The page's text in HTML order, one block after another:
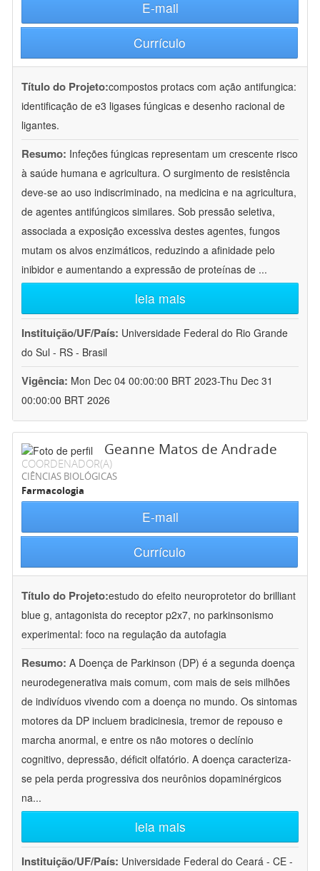
E-mail
Currículo
Título do Projeto:compostos protacs com ação antifungica:
identificação de e3 ligases fúngicas e desenho racional de
ligantes.
Resumo: Infeções fúngicas representam um crescente risco
à saúde humana e agricultura. O surgimento de resistência
deve-se ao uso indiscriminado, na medicina e na agricultura,
de agentes antifúngicos similares. Sob pressão seletiva,
associada a exposição excessiva destes agentes, fungos
mutam os alvos enzimáticos, reduzindo a afinidade pelo
inibidor e aumentando a expressão de proteínas de ...
leia mais
Instituição/UF/País: Universidade Federal do Rio Grande
do Sul - RS - Brasil
Vigência: Mon Dec 04 00:00:00 BRT 2023-Thu Dec 31
00:00:00 BRT 2026
Geanne Matos de Andrade
COORDENADOR(A)
CIÊNCIAS BIOLÓGICAS
Farmacologia
E-mail
Currículo
Título do Projeto:estudo do efeito neuroprotetor do brilliant
blue g, antagonista do receptor p2x7, no parkinsonismo
experimental: foco na regulação da autofagia
Resumo: A Doença de Parkinson (DP) é a segunda doença
neurodegenerativa mais comum, com mais de seis milhões
de indivíduos vivendo com a doença no mundo. Os sintomas
motores da DP incluem bradicinesia, tremor de repouso e
marcha anormal, e entre os não motores o declínio
cognitivo, depressão, déficit olfatório. A doença caracteriza-
se pela perda progressiva dos neurônios dopaminérgicos
na...
leia mais
Instituição/UF/País: Universidade Federal do Ceará - CE -